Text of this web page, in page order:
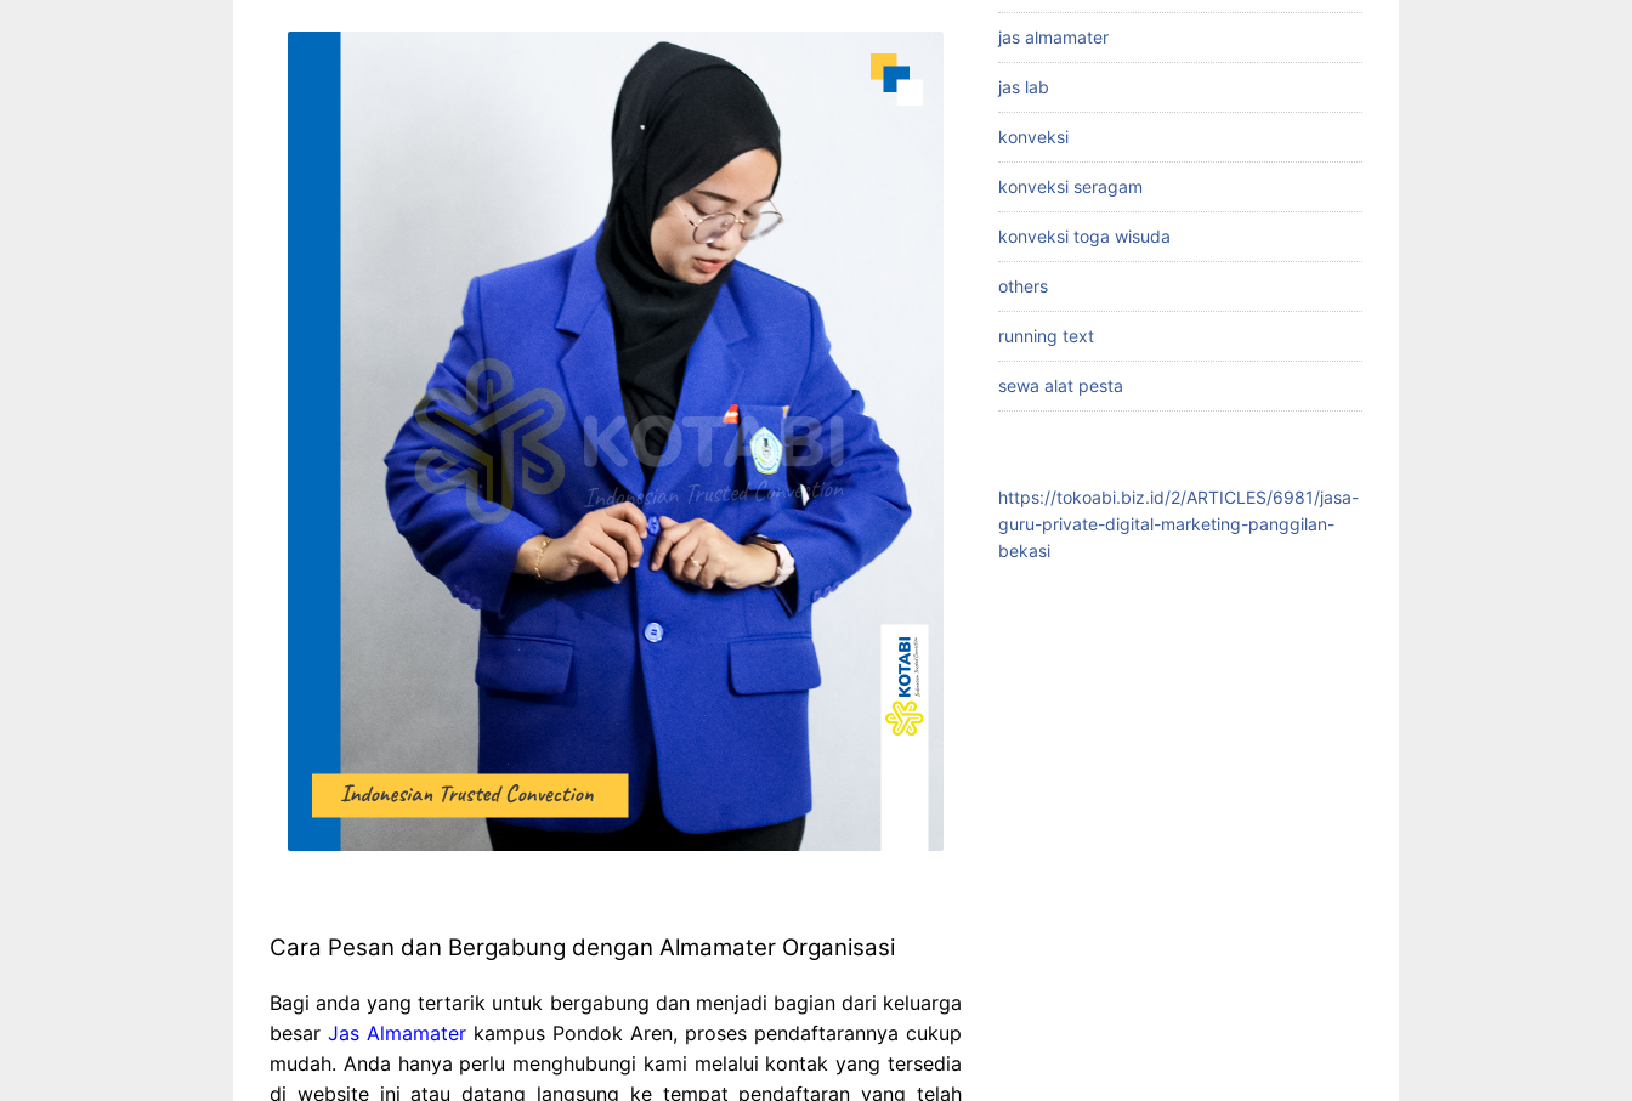
Cara Pesan dan Bergabung dengan Almamater Organisasi
Bagi anda yang tertarik untuk bergabung dan menjadi bagian dari keluarga
besar Jas Almamater kampus Pondok Aren, proses pendaftarannya cukup
mudah. Anda hanya perlu menghubungi kami melalui kontak yang tersedia
di website ini atau datang langsung ke tempat pendaftaran yang telah
jas almamater
jas lab
konveksi
konveksi seragam
konveksi toga wisuda
others
running text
sewa alat pesta
https://tokoabi.biz.id/2/ARTICLES/6981/jasa-
guru-private-digital-marketing-panggilan-
bekasi